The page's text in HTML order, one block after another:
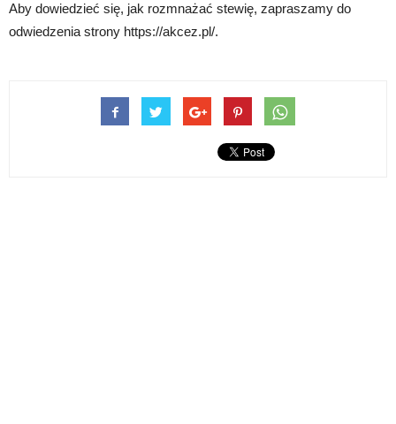
Aby dowiedzieć się, jak rozmnażać stewię, zapraszamy do
odwiedzenia strony https://akcez.pl/.